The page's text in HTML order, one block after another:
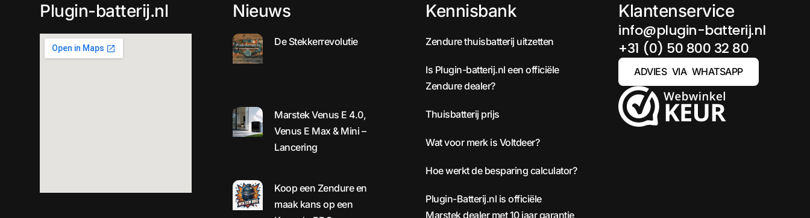
Plugin-batterij.nl Nieuws
De Stekkerrevolutie
Marstek Venus E 4.0,
Venus E Max & Mini –
Lancering
Koop een Zendure en
maak kans op een
Kennisbank
Zendure thuisbatterij uitzetten
Is Plugin-batterij.nl een officiële
Zendure dealer?
Thuisbatterij prijs
Wat voor merk is Voltdeer?
Hoe werkt de besparing calculator?
Plugin-Batterij.nl is officiële
Marstek dealer met 10 jaar garantie
Klantenservice
info@plugin-batterij.nl
+31 (0) 50 800 32 80
ADVIES VIA WHATSAPP